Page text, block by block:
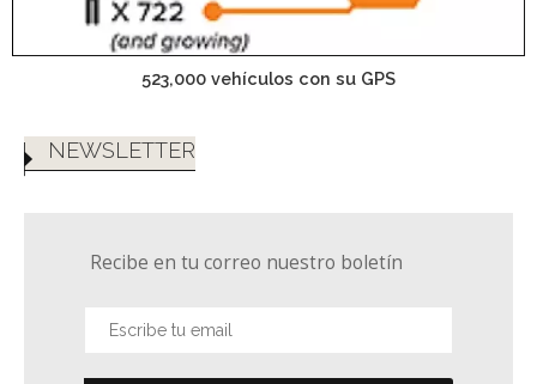
523,000 vehículos con su GPS
NEWSLETTER
Recibe en tu correo nuestro boletín